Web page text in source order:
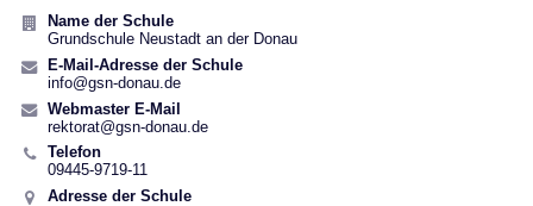
Name der Schule
Grundschule Neustadt an der Donau
E-Mail-Adresse der Schule
info@gsn-donau.de
Webmaster E-Mail
rektorat@gsn-donau.de
Telefon
09445-9719-11
Adresse der Schule